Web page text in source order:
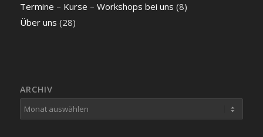
Termine – Kurse – Workshops bei uns (8)
Über uns (28)
ARCHIV